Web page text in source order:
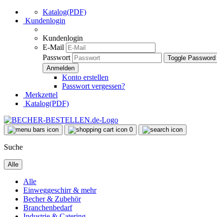
Katalog(PDF)
Kundenlogin
Kundenlogin
E-Mail
Passwort
Toggle
Konto erstellen
Passwort vergessen?
Merkzettel
Katalog(PDF)
0
Suche
Alle
Alle
Einweggeschirr & mehr
Becher & Zubehör
Branchenbedarf